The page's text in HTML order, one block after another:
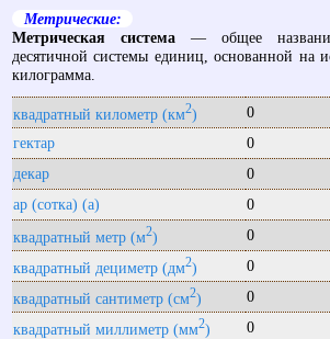
Метрические:
Метрическая система— общее название
десятичной системы единиц, основанной на
килограмма.
квадратный километр (км2)
0
гектар
0
декар
0
ар (сотка) (a)
0
квадратный метр (м2)
0
квадратный дециметр (дм2)
0
квадратный сантиметр (см2)
0
квадратный миллиметр (мм2)
0